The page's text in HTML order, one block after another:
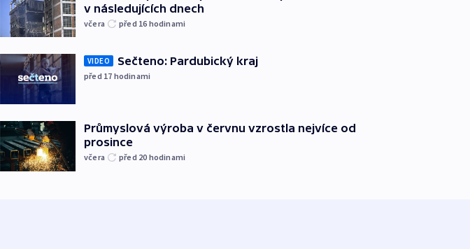
v následujících dnech
včera před 16 hodinami
VIDEO Sečteno: Pardubický kraj
před 17 hodinami
Průmyslová výroba v červnu vzrostla nejvíce od
prosince
včera před 20 hodinami